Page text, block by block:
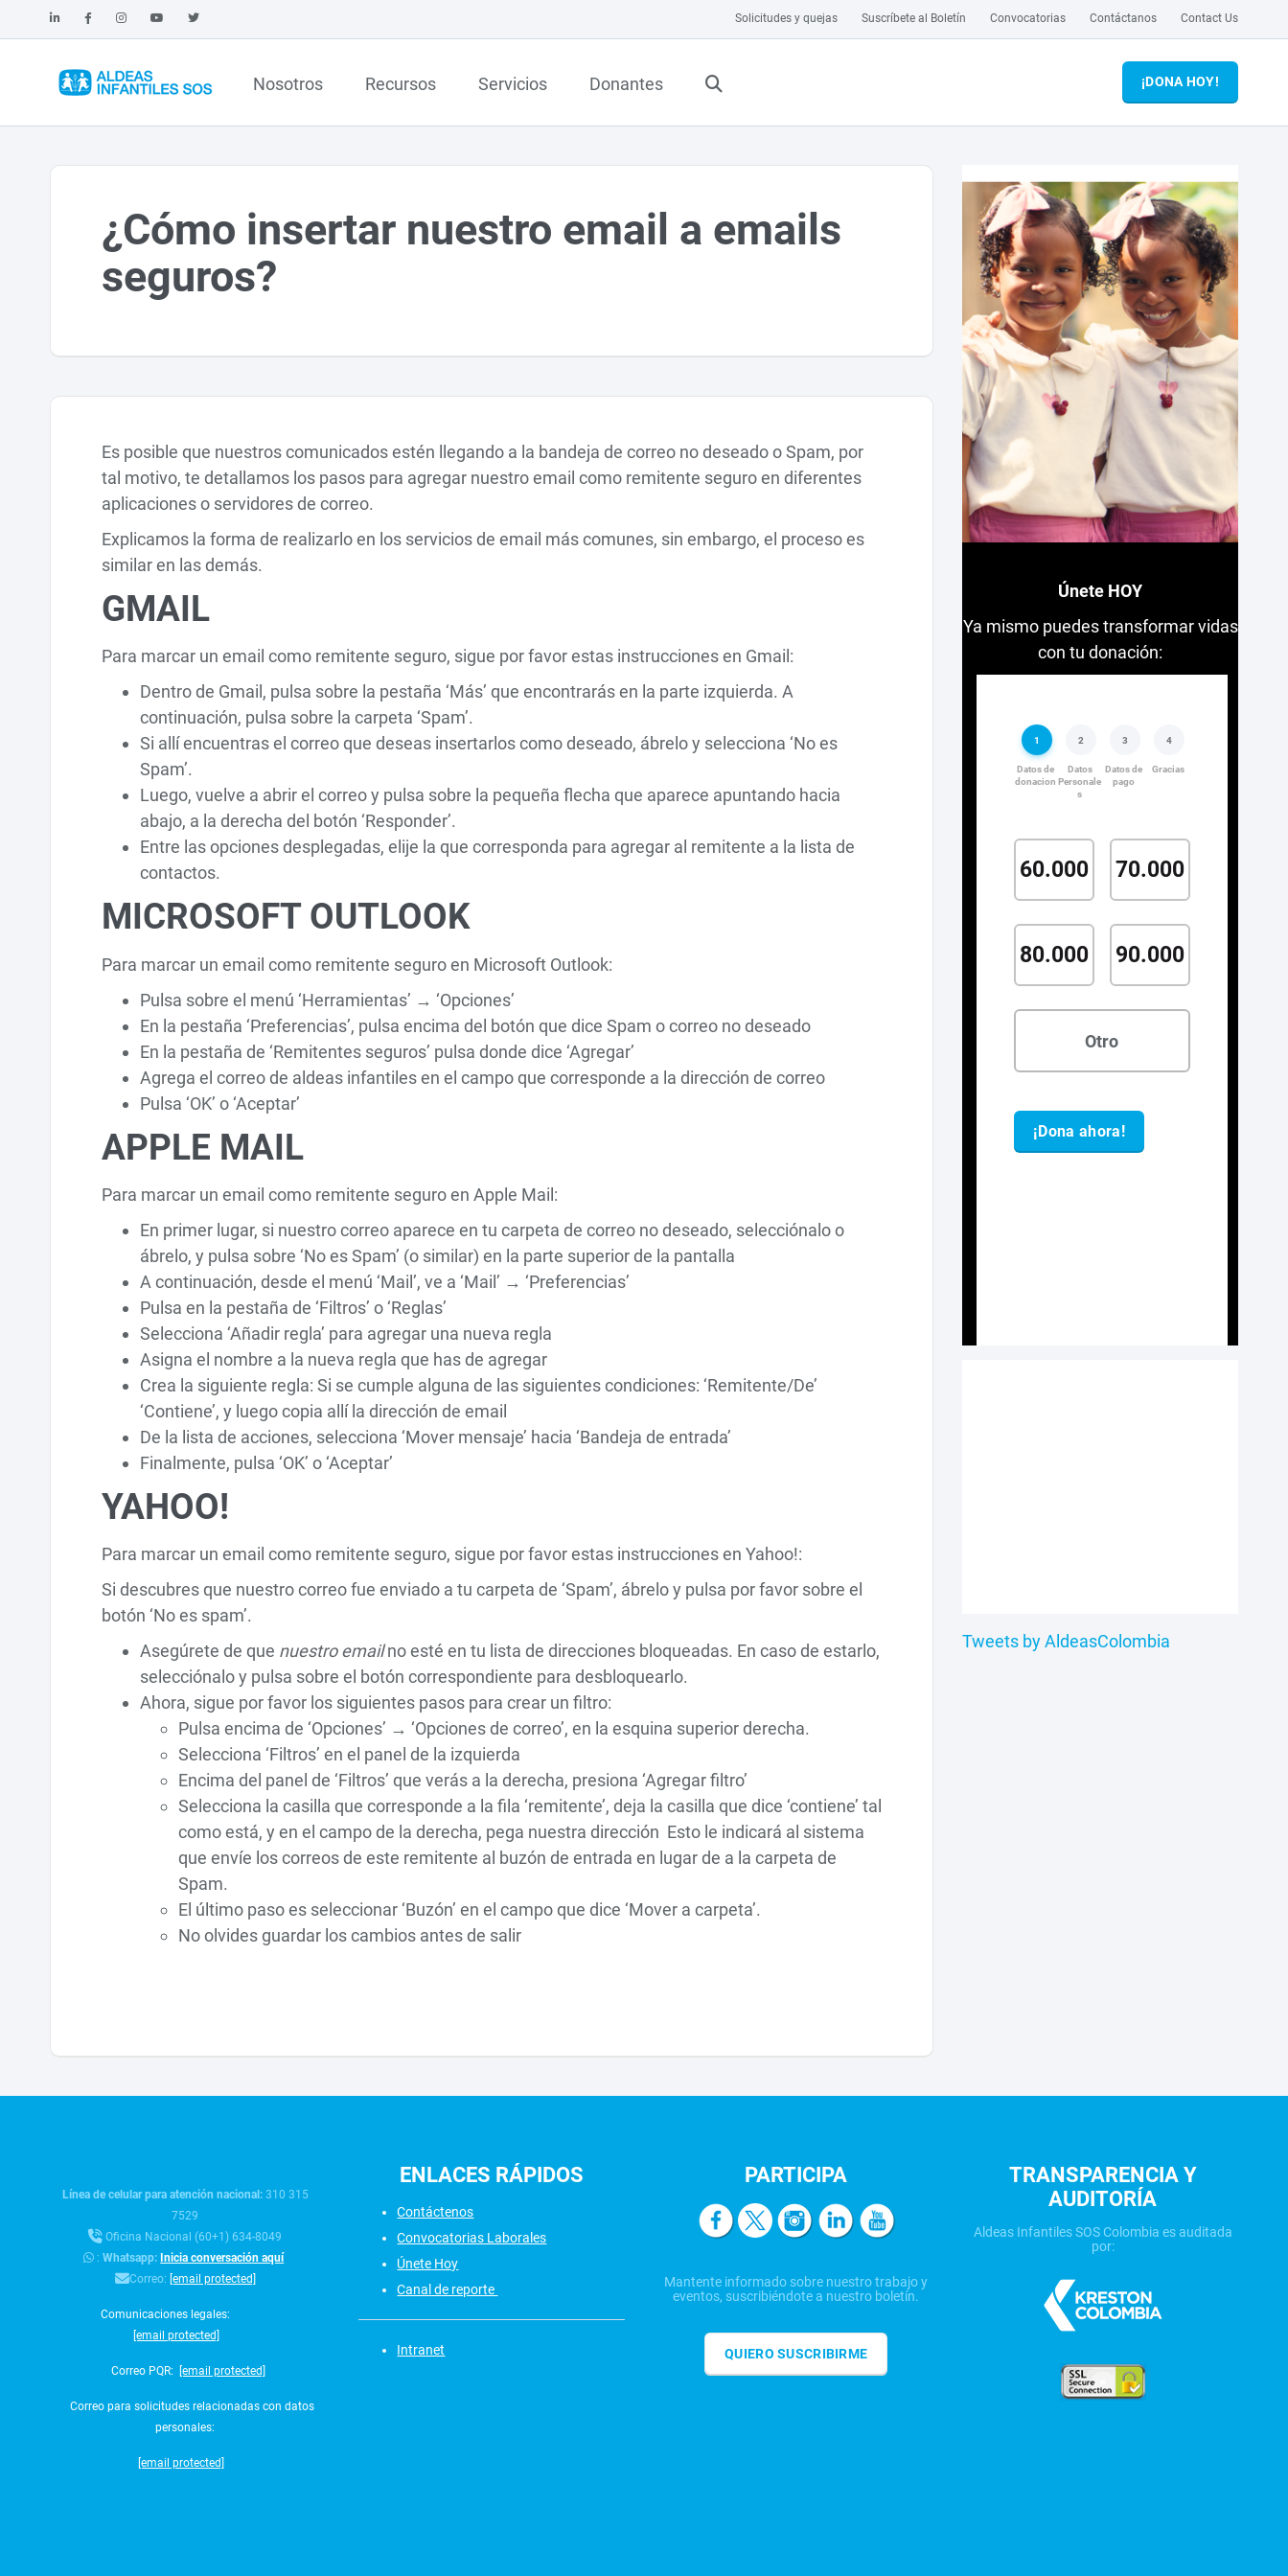
Solicitudes y quejas Suscríbete al Boletín Convocatorias Contáctanos Contact Us
Nosotros Recursos Servicios Donantes ¡DONA HOY!
¿Cómo insertar nuestro email a emails
seguros?
Es posible que nuestros comunicados estén llegando a la bandeja de correo no deseado o Spam, por
tal motivo, te detallamos los pasos para agregar nuestro email como remitente seguro en diferentes
aplicaciones o servidores de correo.
Explicamos la forma de realizarlo en los servicios de email más comunes, sin embargo, el proceso es
similar en las demás.
GMAIL
Para marcar un email como remitente seguro, sigue por favor estas instrucciones en Gmail:
Dentro de Gmail, pulsa sobre la pestaña ‘Más’ que encontrarás en la parte izquierda. A
continuación, pulsa sobre la carpeta ‘Spam’.
Si allí encuentras el correo que deseas insertarlos como deseado, ábrelo y selecciona ‘No es
Spam’.
Luego, vuelve a abrir el correo y pulsa sobre la pequeña flecha que aparece apuntando hacia
abajo, a la derecha del botón ‘Responder’.
Entre las opciones desplegadas, elije la que corresponda para agregar al remitente a la lista de
contactos.
MICROSOFT OUTLOOK
Para marcar un email como remitente seguro en Microsoft Outlook:
Pulsa sobre el menú ‘Herramientas’ → ‘Opciones’
En la pestaña ‘Preferencias’, pulsa encima del botón que dice Spam o correo no deseado
En la pestaña de ‘Remitentes seguros’ pulsa donde dice ‘Agregar’
Agrega el correo de aldeas infantiles en el campo que corresponde a la dirección de correo
Pulsa ‘OK’ o ‘Aceptar’
APPLE MAIL
Para marcar un email como remitente seguro en Apple Mail:
En primer lugar, si nuestro correo aparece en tu carpeta de correo no deseado, selecciónalo o
ábrelo, y pulsa sobre ‘No es Spam’ (o similar) en la parte superior de la pantalla
A continuación, desde el menú ‘Mail’, ve a ‘Mail’ → ‘Preferencias’
Pulsa en la pestaña de ‘Filtros’ o ‘Reglas’
Selecciona ‘Añadir regla’ para agregar una nueva regla
Asigna el nombre a la nueva regla que has de agregar
Crea la siguiente regla: Si se cumple alguna de las siguientes condiciones: ‘Remitente/De’
‘Contiene’, y luego copia allí la dirección de email
De la lista de acciones, selecciona ‘Mover mensaje’ hacia ‘Bandeja de entrada’
Finalmente, pulsa ‘OK’ o ‘Aceptar’
YAHOO!
Para marcar un email como remitente seguro, sigue por favor estas instrucciones en Yahoo!:
Si descubres que nuestro correo fue enviado a tu carpeta de ‘Spam’, ábrelo y pulsa por favor sobre el
botón ‘No es spam’.
Asegúrete de que nuestro emailno esté en tu lista de direcciones bloqueadas. En caso de estarlo,
selecciónalo y pulsa sobre el botón correspondiente para desbloquearlo.
Ahora, sigue por favor los siguientes pasos para crear un filtro:
Pulsa encima de ‘Opciones’ → ‘Opciones de correo’, en la esquina superior derecha.
Selecciona ‘Filtros’ en el panel de la izquierda
Encima del panel de ‘Filtros’ que verás a la derecha, presiona ‘Agregar filtro’
Selecciona la casilla que corresponde a la fila ‘remitente’, deja la casilla que dice ‘contiene’ tal
como está, y en el campo de la derecha, pega nuestra dirección Esto le indicará al sistema
que envíe los correos de este remitente al buzón de entrada en lugar de a la carpeta de
Spam.
El último paso es seleccionar ‘Buzón’ en el campo que dice ‘Mover a carpeta’.
No olvides guardar los cambios antes de salir
Únete HOY
Ya mismo puedes transformar vidas
con tu donación:
Tweets by AldeasColombia
Línea de celular para atención nacional: 310 315
7529
Oficina Nacional (60+1) 634-8049
:Whatsapp: Inicia conversación aquí
Correo: [email protected]
Comunicaciones legales:
[email protected]
Correo PQR: [email protected]
Correo para solicitudes relacionadas con datos
personales:
[email protected]
ENLACES RÁPIDOS
Contáctenos
Convocatorias Laborales
Únete Hoy
Canal de reporte
Intranet
PARTICIPA
Mantente informado sobre nuestro trabajo y
eventos, suscribiéndote a nuestro boletín.
QUIERO SUSCRIBIRME
TRANSPARENCIA Y
AUDITORÍA
Aldeas Infantiles SOS Colombia es auditada
por: